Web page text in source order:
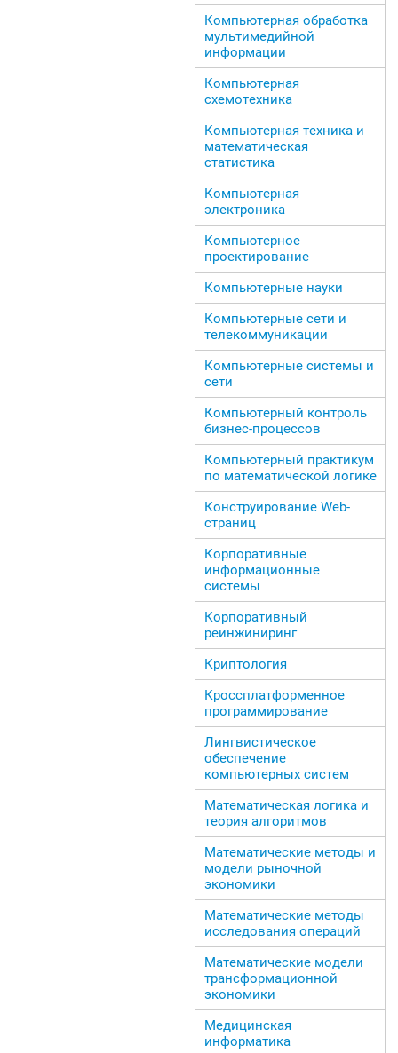
Компьютерная обработка
мультимедийной
информации
Компьютерная
схемотехника
Компьютерная техника и
математическая
статистика
Компьютерная
электроника
Компьютерное
проектирование
Компьютерные науки
Компьютерные сети и
телекоммуникации
Компьютерные системы и
сети
Компьютерный контроль
бизнес-процессов
Компьютерный практикум
по математической логике
Конструирование Web-
страниц
Корпоративные
информационные
системы
Корпоративный
реинжиниринг
Криптология
Кроссплатформенное
программирование
Лингвистическое
обеспечение
компьютерных систем
Математическая логика и
теория алгоритмов
Математические методы и
модели рыночной
экономики
Математические методы
исследования операций
Математические модели
трансформационной
экономики
Медицинская
информатика